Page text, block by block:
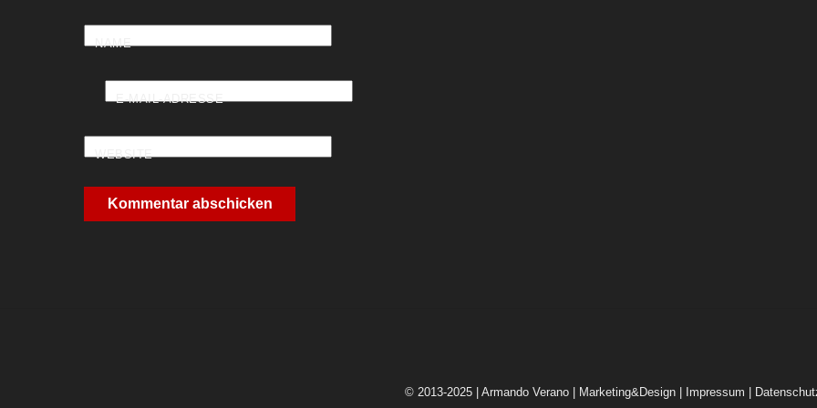
NAME
E-MAIL-ADRESSE
WEBSITE
© 2013-2025 | Armando Verano | Marketing&Design | Impressum